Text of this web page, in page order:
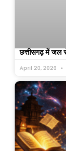
छत्तीसगढ़ में जल
April 20, 2026